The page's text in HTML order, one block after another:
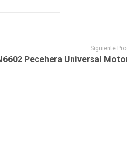
Siguiente
Pecehera Universal